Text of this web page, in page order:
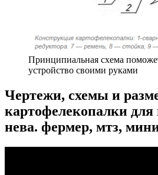
Принципиальная схема
устройство своими руками
Чертежи, схемы и
картофелекопалки для
нева. фермер, мтз,